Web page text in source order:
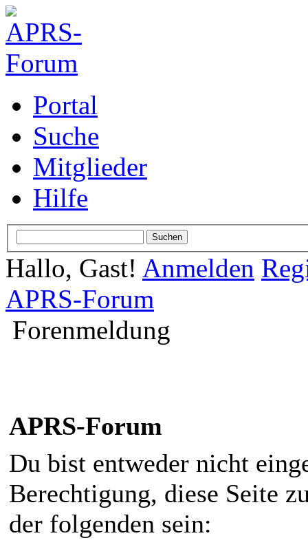
Portal
Suche
Mitglieder
Hilfe
Hallo, Gast! Anmelden
APRS-Forum
Forenmeldung
APRS-Forum
Du bist entweder nicht
Berechtigung, diese Seite
der folgenden sein: